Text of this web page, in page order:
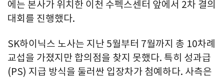
에는 본사가 위치한 이천 수펙스센터 앞에서 2차 결의
대회를 진행했다.
SK하이닉스 노사는 지난 5월부터 7월까지 총 10차례
교섭을 가졌지만 합의점을 찾지 못했다. 특히 성과급
(PS) 지급 방식을 둘러싼 입장차가 첨예하다. 사측은